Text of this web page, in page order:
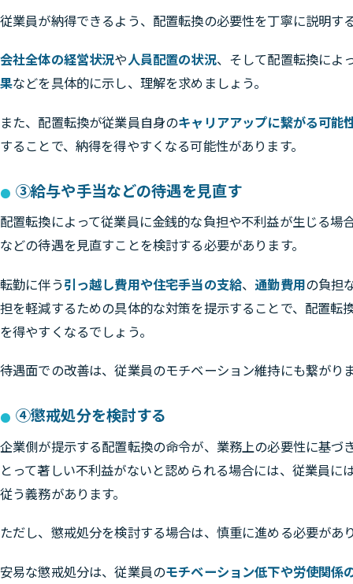
従業員が納得できるよう、配置転換の必要性を丁寧に説明す
会社全体の経営状況や人員配置の状況、そして配置転換によ
果などを具体的に示し、理解を求めましょう。
また、配置転換が従業員自身のキャリアアップに繋がる可能
することで、納得を得やすくなる可能性があります。
③給与や手当などの待遇を見直す
配置転換によって従業員に金銭的な負担や不利益が生じる場
などの待遇を見直すことを検討する必要があります。
転勤に伴う引っ越し費用や住宅手当の支給、通勤費用の負担
担を軽減するための具体的な対策を提示することで、配置転
を得やすくなるでしょう。
待遇面での改善は、従業員のモチベーション維持にも繋がり
④懲戒処分を検討する
企業側が提示する配置転換の命令が、業務上の必要性に基づ
とって著しい不利益がないと認められる場合には、従業員に
従う義務があります。
ただし、懲戒処分を検討する場合は、慎重に進める必要があ
安易な懲戒処分は、従業員のモチベーション低下や労使関係